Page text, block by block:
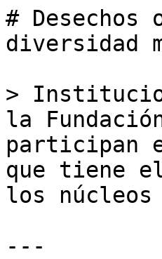
# Desechos
diversidad
>
la
participan
que tiene
los núcleos
---